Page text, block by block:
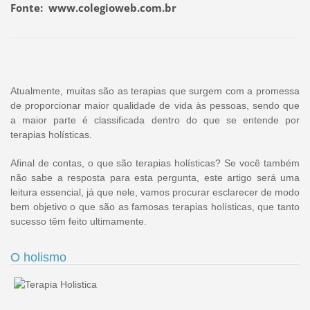
Fonte: www.colegioweb.com.br
Atualmente, muitas são as terapias que surgem com a promessa
de proporcionar maior qualidade de vida às pessoas, sendo que
a maior parte é classificada dentro do que se entende por
terapias holísticas.
Afinal de contas, o que são terapias holísticas? Se você também
não sabe a resposta para esta pergunta, este artigo será uma
leitura essencial, já que nele, vamos procurar esclarecer de modo
bem objetivo o que são as famosas terapias holísticas, que tanto
sucesso têm feito ultimamente.
O holismo